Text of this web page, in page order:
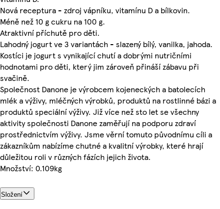
Nová receptura - zdroj vápníku, vitamínu D a bílkovin.
Méně než 10 g cukru na 100 g.
Atraktivní příchutě pro děti.
Lahodný jogurt ve 3 variantách - slazený bílý, vanilka, jahoda.
Kostíci je jogurt s vynikající chutí a dobrými nutričními
hodnotami pro děti, který jim zároveň přináší zábavu při
svačině.
Společnost Danone je výrobcem kojeneckých a batolecích
mlék a výživy, mléčných výrobků, produktů na rostlinné bázi a
produktů speciální výživy. Již více než sto let se všechny
aktivity společnosti Danone zaměřují na podporu zdraví
prostřednictvím výživy. Jsme věrní tomuto původnímu cíli a
zákazníkům nabízíme chutné a kvalitní výrobky, které hrají
důležitou roli v různých fázích jejich života.
Množství: 0.109kg
Složení